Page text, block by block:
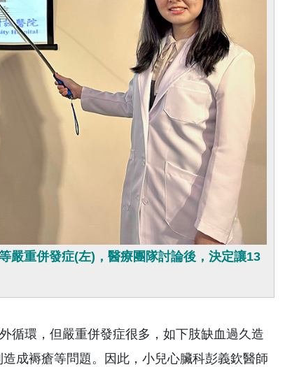
嚴重併發症(左)，醫療團隊討論後，決定讓13
環，但嚴重併發症很多，如下肢缺血過久造
成褥瘡等問題。因此，小兒心臟科彭義欽醫師